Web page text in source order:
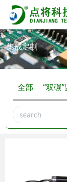
集成定制
全部 “双碳